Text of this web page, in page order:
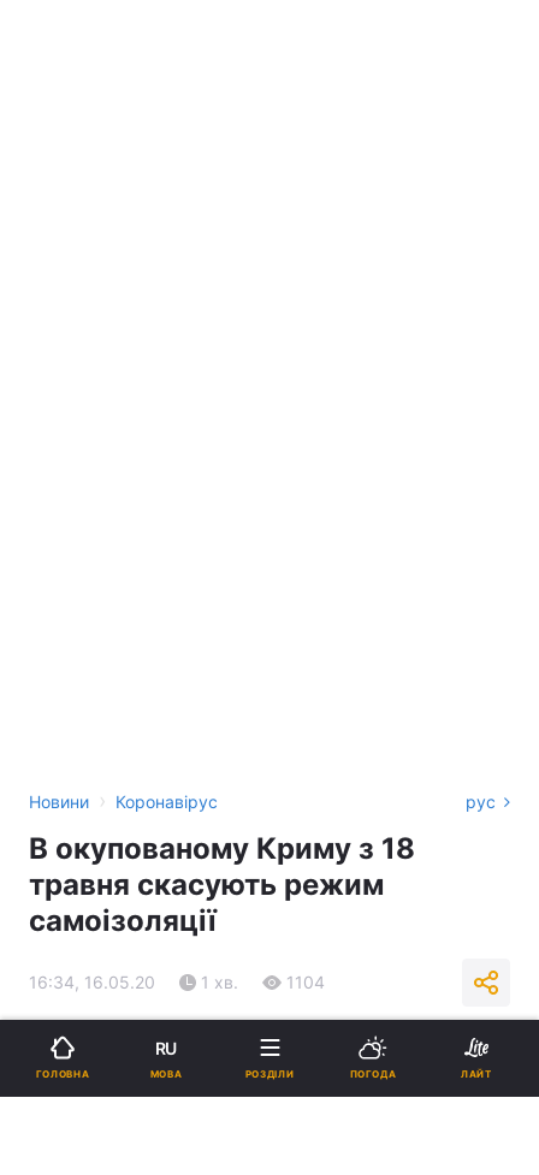
Новини › Коронавірус рус
В окупованому Криму з 18
травня скасують режим
самоізоляції
16:34, 16.05.20 1 хв. 1104
Підпишіться на нас в Google
ГОЛОВНА
RU
МОВА РОЗДІЛИ ПОГОДА ЛАЙТ